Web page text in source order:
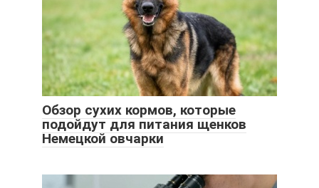
Обзор сухих кормов, которые
подойдут для питания щенков
Немецкой овчарки